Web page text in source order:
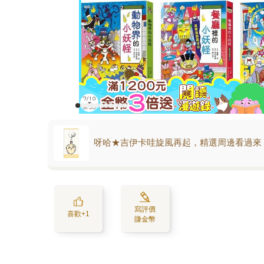
呀哈★吉伊卡哇旋風再起，精選周邊看過來
喜歡+1
寫評價
賺金幣